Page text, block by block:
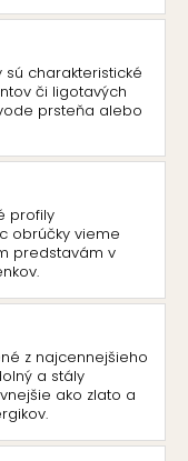
sú charakteristické
či ligotavých
prsteňa alebo
profily
obrúčky vieme
predstavám v
z najcennejšieho
a stály
ako zlato a